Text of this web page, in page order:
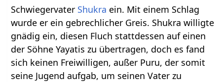
Schwiegervater Shukra ein. Mit einem Schlag
wurde er ein gebrechlicher Greis. Shukra willigte
gnädig ein, diesen Fluch stattdessen auf einen
der Söhne Yayatis zu übertragen, doch es fand
sich keinen Freiwilligen, außer Puru, der somit
seine Jugend aufgab, um seinen Vater zu